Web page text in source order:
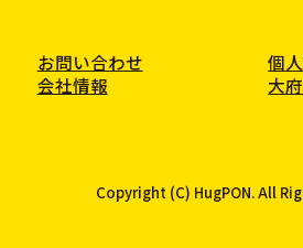
お問い合わせ
個
会社情報
大
Copyright (C) HugPON. All